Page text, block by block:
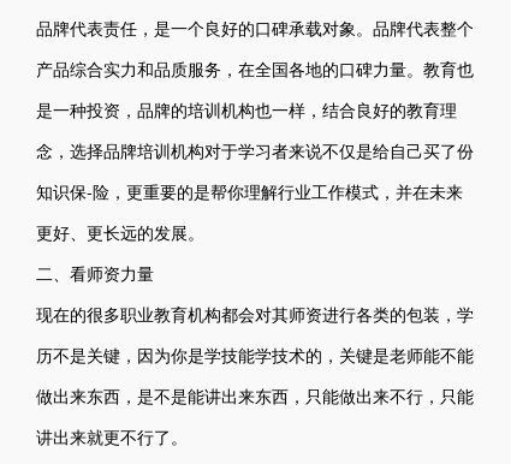
品牌代表责任，是一个良好的口碑承载对象。品牌代表整个
产品综合实力和品质服务，在全国各地的口碑力量。教育也
是一种投资，品牌的培训机构也一样，结合良好的教育理
念，选择品牌培训机构对于学习者来说不仅是给自己买了份
知识保-险，更重要的是帮你理解行业工作模式，并在未来
更好、更长远的发展。
二、看师资力量
现在的很多职业教育机构都会对其师资进行各类的包装，学
历不是关键，因为你是学技能学技术的，关键是老师能不能
做出来东西，是不是能讲出来东西，只能做出来不行，只能
讲出来就更不行了。